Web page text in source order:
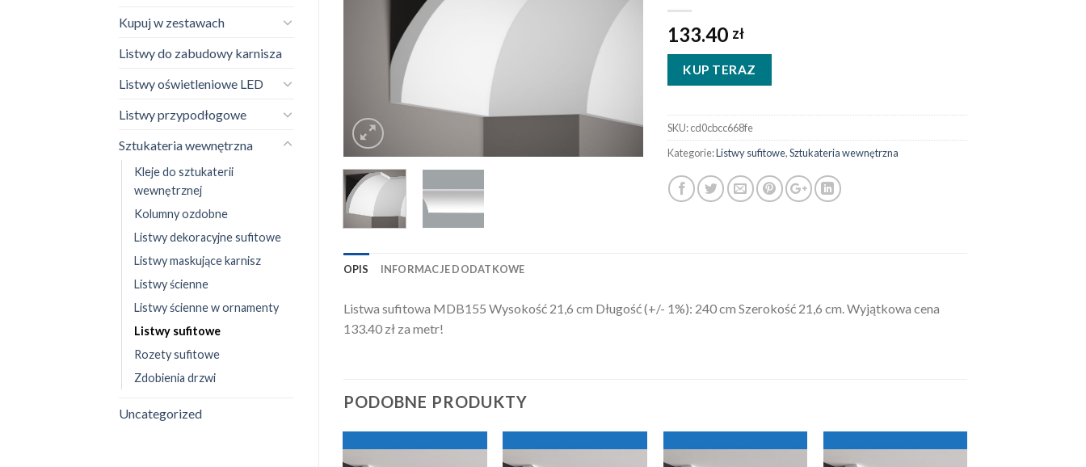
133.40 zł
KUP TERAZ
SKU:cd0cbcc668fe
Kategorie:Listwy sufitowe,Sztukateria wewnętrzna
OPIS INFORMACJE DODATKOWE
Listwa sufitowa MDB155 Wysokość 21,6 cm Długość (+/- 1%): 240 cm Szerokość 21,6 cm. Wyjątkowa cena
133.40 zł za metr!
PODOBNE PRODUKTY
Kupuj w zestawach
Listwy do zabudowy karnisza
Listwy oświetleniowe LED
Listwy przypodłogowe
Sztukateria wewnętrzna
Kleje do sztukaterii
wewnętrznej
Kolumny ozdobne
Listwy dekoracyjne sufitowe
Listwy maskujące karnisz
Listwy ścienne
Listwy ścienne w ornamenty
Listwy sufitowe
Rozety sufitowe
Zdobienia drzwi
Uncategorized